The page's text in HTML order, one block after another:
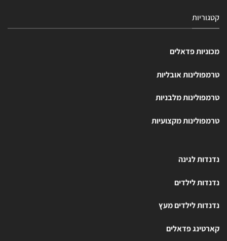
קטגוריות
מכוניות פדאלים
טרמפולינות אובליות
טרמפולינות מלבניות
טרמפולינות מקצועיות
נדנדות לגינה
נדנדות לילדים
נדנדות לילדים מעץ
קארטינג פדאלים